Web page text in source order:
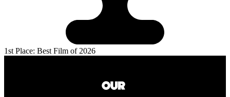
1st Place: Best Film of 2026